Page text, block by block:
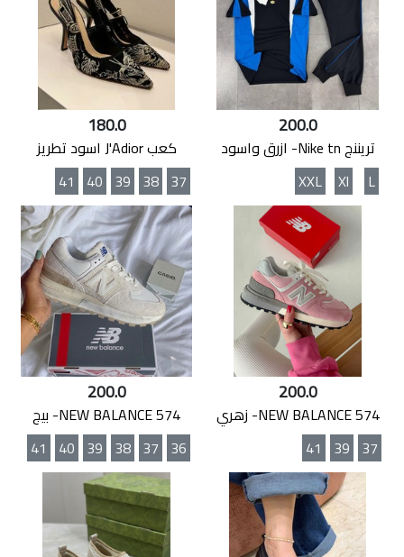
200.0
تريننج Nike tn- ازرق واسود
L
Xl
XXL
180.0
كعب J'Adior اسود تطريز
37
38
39
40
41
200.0
NEW BALANCE 574- زهري
37
39
41
200.0
NEW BALANCE 574- بيج
36
37
38
39
40
41